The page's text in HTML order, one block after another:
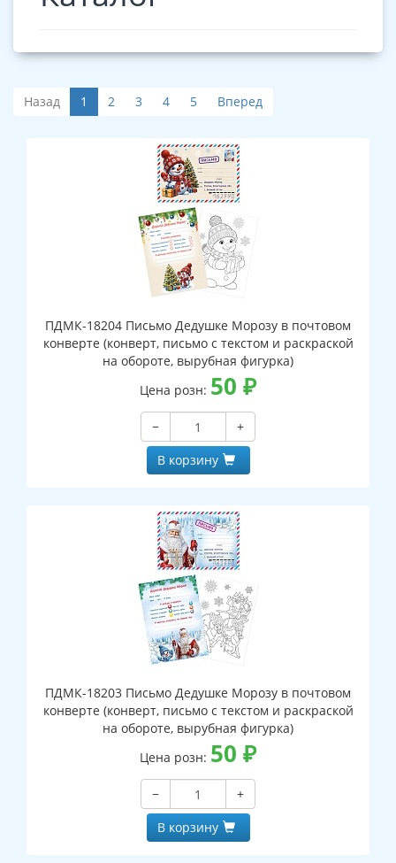
Назад 1 2 3 4 5 Вперед
ПДМК-18204 Письмо Дедушке Морозу в почтовом
конверте (конверт, письмо с текстом и раскраской
на обороте, вырубная фигурка)
Цена розн: 50 ₽
−
+
В корзину
ПДМК-18203 Письмо Дедушке Морозу в почтовом
конверте (конверт, письмо с текстом и раскраской
на обороте, вырубная фигурка)
Цена розн: 50 ₽
−
+
В корзину